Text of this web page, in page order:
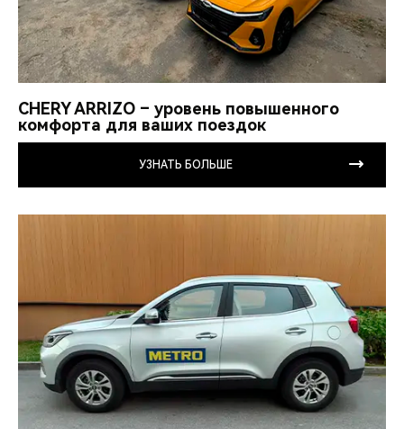
CHERY ARRIZO – уровень повышенного
комфорта для ваших поездок
УЗНАТЬ БОЛЬШЕ